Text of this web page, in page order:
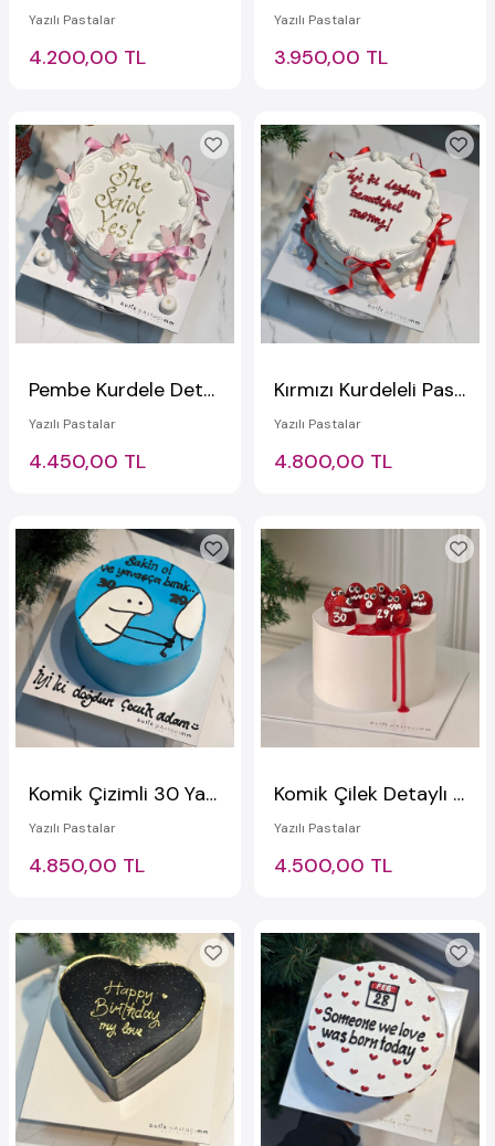
Yazılı Pastalar
4.200,00 TL
Yazılı Pastalar
3.950,00 TL
Pembe Kurdele Detaylı Yazılı Pasta
Yazılı Pastalar
4.450,00 TL
Kırmızı Kurdeleli Pasta
Yazılı Pastalar
4.800,00 TL
Komik Çizimli 30 Yaş Pastası
Yazılı Pastalar
4.850,00 TL
Komik Çilek Detaylı Kremalı Pasta
Yazılı Pastalar
4.500,00 TL